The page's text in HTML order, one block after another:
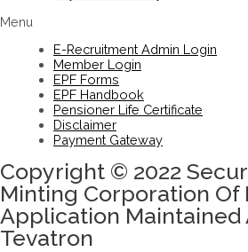
Menu
E-Recruitment Admin Login
Member Login
EPF Forms
EPF Handbook
Pensioner Life Certificate
Disclaimer
Payment Gateway
Copyright © 2022
Minting Corporation Of
Application Maintained
Tevatron